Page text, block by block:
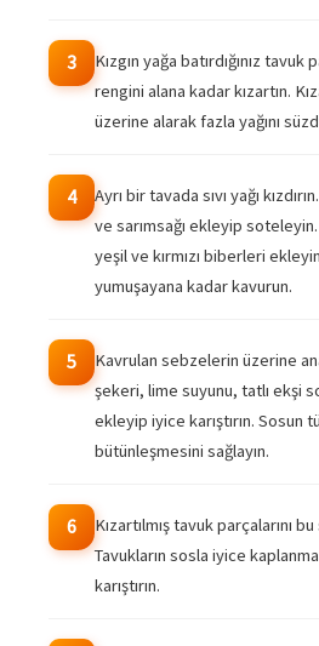
3
Kızgın yağa batırdığınız tavuk
rengini alana kadar kızartın.
üzerine alarak fazla yağını
4
Ayrı bir tavada sıvı yağı
ve sarımsağı ekleyip
yeşil ve kırmızı biberleri
yumuşayana kadar kavurun.
5
Kavrulan sebzelerin üzerine
şekeri, lime suyunu, tatlı ekşi
ekleyip iyice karıştırın. Sosun
bütünleşmesini sağlayın.
6
Kızartılmış tavuk parçalarını
Tavukların sosla iyice
karıştırın.